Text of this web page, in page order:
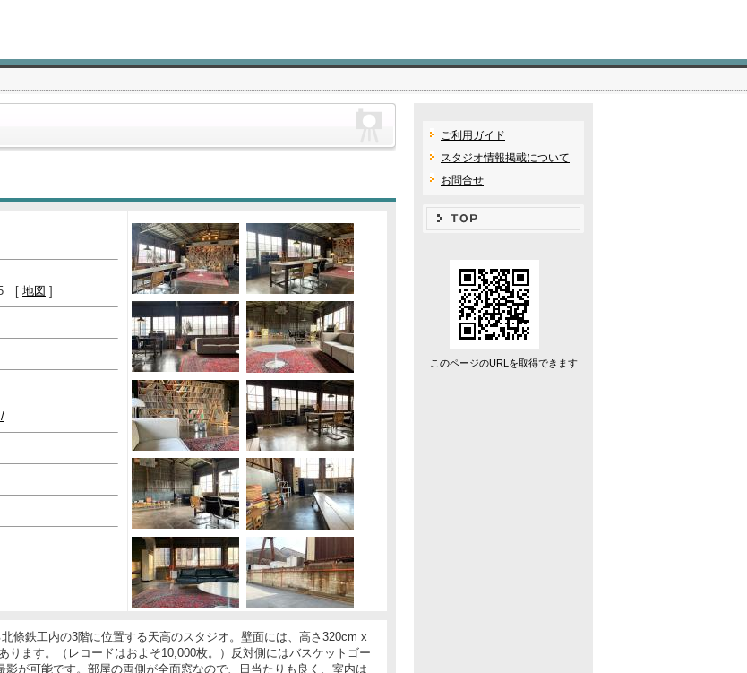
[ 地図 ]
條鉄工内の3階に位置する天高のスタジオ。壁面には、高さ320cm x
ります。（レコードはおよそ10,000枚。）反対側にはバスケットゴー
影が可能です。部屋の両側が全面窓なので、日当たりも良く、室内は
ご利用ガイド
スタジオ情報掲載について
お問合せ
このページのURLを取得できます